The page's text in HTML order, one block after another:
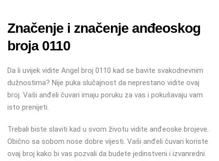
Značenje i značenje anđeoskog
broja 0110
Da li uvijek vidite Angel broj 0110 kad se bavite svakodnevnim
dužnostima? Nije puka slučajnost da neprestano vidite ovaj
broj. Vaši anđeli čuvari imaju poruku za vas i pokušavaju vam
isto prenijeti.
Trebali biste slaviti kad u svom životu vidite anđeoske brojeve.
Obično sa sobom nose dobre vijesti. Vaši anđeli čuvari koriste
ovaj broj kako bi vas pozvali da budete jedinstveni i izvanredni.